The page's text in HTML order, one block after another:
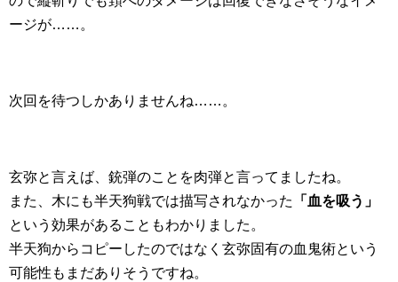
ージが……。
次回を待つしかありませんね……。
玄弥と言えば、銃弾のことを肉弾と言ってましたね。
また、木にも半天狗戦では描写されなかった
「血を吸う」
という効果があることもわかりました。
半天狗からコピーしたのではなく玄弥固有の血鬼術という
可能性もまだありそうですね。